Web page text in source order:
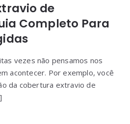
de
Completo Para
vezes não pensamos nos
acontecer. Por exemplo, você
da cobertura extravio de